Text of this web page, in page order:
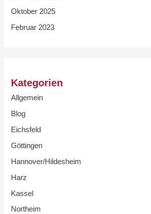
Oktober 2025
Februar 2023
Kategorien
Allgemein
Blog
Eichsfeld
Göttingen
Hannover/Hildesheim
Harz
Kassel
Northeim